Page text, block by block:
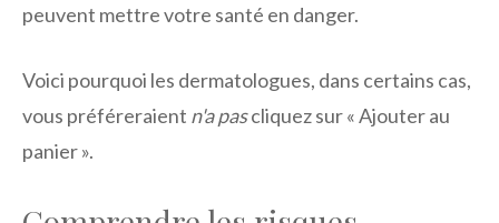
peuvent mettre votre santé en danger.
Voici pourquoi les dermatologues, dans certains cas,
vous préféreraient n'a pascliquez sur « Ajouter au
panier ».